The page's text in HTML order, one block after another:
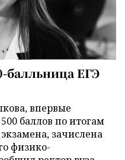
балльница ЕГЭ
впервые
баллов по итогам
зачислена
физико-